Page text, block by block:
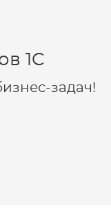
1C
задач!